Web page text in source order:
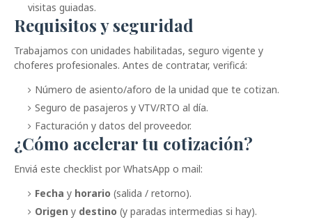
visitas guiadas.
Requisitos y seguridad
Trabajamos con unidades habilitadas, seguro vigente y
choferes profesionales. Antes de contratar, verificá:
Número de asiento/aforo de la unidad que te cotizan.
Seguro de pasajeros y VTV/RTO al día.
Facturación y datos del proveedor.
¿Cómo acelerar tu cotización?
Enviá este checklist por WhatsApp o mail:
Fecha y horario (salida / retorno).
Origen y destino (y paradas intermedias si hay).